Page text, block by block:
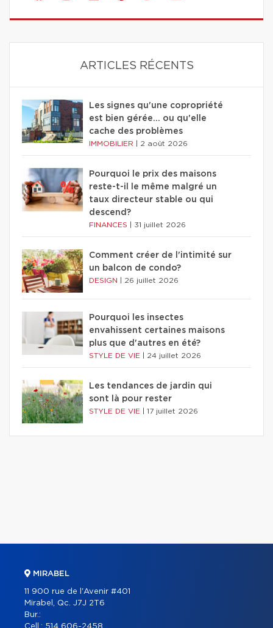
ARTICLES RÉCENTS
Les signes qu'une copropriété
est bien gérée… ou qu'elle
cache des problèmes
IMMOBILIER 2 août 2026
Pourquoi le prix des maisons
reste-t-il le même malgré un
taux directeur stable ou qui
descend?
FINANCES 31 juillet 2026
Comment créer de l'intimité sur
un balcon de condo?
DESIGN 26 juillet 2026
Pourquoi les insectes
envahissent certaines maisons
plus que d'autres en été?
STYLE DE VIE 24 juillet 2026
Les tendances de jardin qui
sont là pour rester
STYLE DE VIE 17 juillet 2026
MIRABEL
11 900 rue de l'Avenir #401
Mirabel, Qc. J7J 2T6
Bur.: